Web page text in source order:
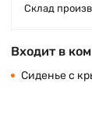
Склад
Входит в
Сиденье с